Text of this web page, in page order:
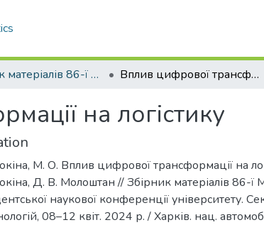
Збірник матеріалів 86-ї Міжнародної студентської наукової конференції університету. Секція транспортних технологій Вплив цифрової трансформації на логістику
на логістику
М. О. Вплив цифрової трансформації на
Д. В. Молоштан // Збірник матеріалів 86-ї
наукової конференції університету.
08–12 квіт. 2024 р. / Харків. нац.